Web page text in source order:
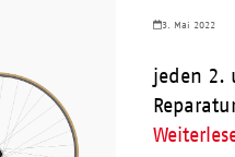
3. Mai 2022
jeden 2.